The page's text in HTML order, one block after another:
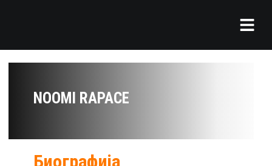
NOOMI RAPACE
Биографија